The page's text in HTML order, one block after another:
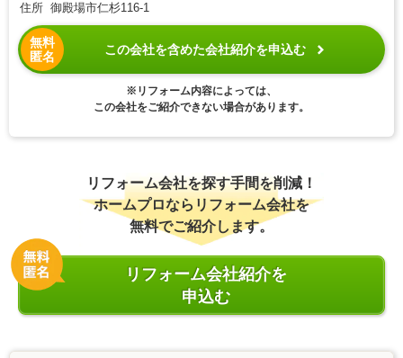
住所 御殿場市仁杉116-1
無料
匿名
この会社を含めた会社紹介を申込む
※リフォーム内容によっては、
この会社をご紹介できない場合があります。
リフォーム会社を探す手間を削減！
ホームプロならリフォーム会社を
無料でご紹介します。
リフォーム会社紹介を
申込む